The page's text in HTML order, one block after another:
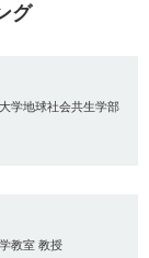
グ
学地球社会共生学部
教室 教授